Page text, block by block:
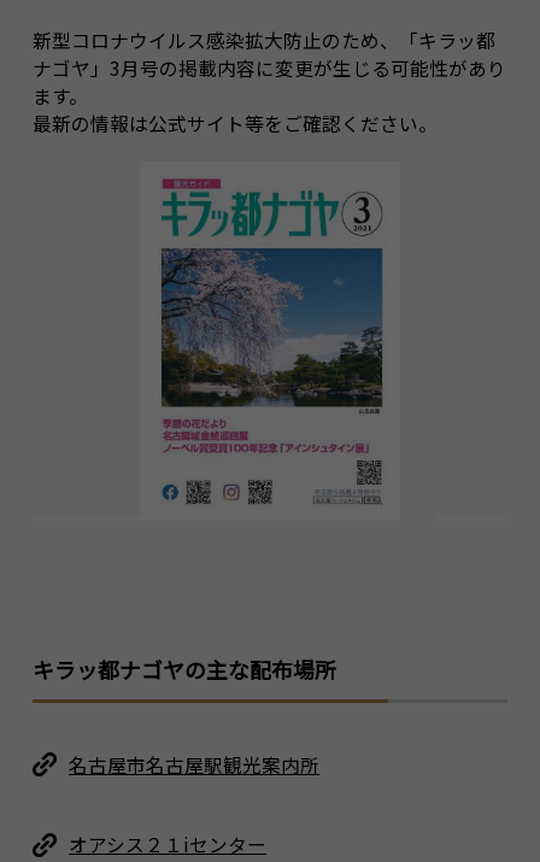
新型コロナウイルス感染拡大防止のため、「キラッ都
ナゴヤ」3月号の掲載内容に変更が生じる可能性があり
ます。
最新の情報は公式サイト等をご確認ください。
キラッ都ナゴヤの主な配布場所
名古屋市名古屋駅観光案内所
オアシス２１iセンター